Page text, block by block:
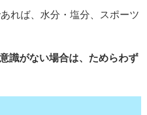
れば、水分・塩分、スポーツ
識がない場合は、ためらわず